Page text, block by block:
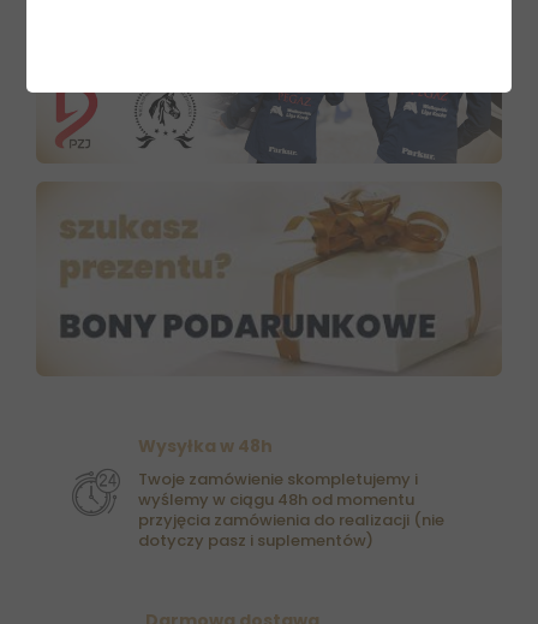
Wysyłka w 48h
Twoje zamówienie skompletujemy i
wyślemy w ciągu 48h od momentu
przyjęcia zamówienia do realizacji (nie
dotyczy pasz i suplementów)